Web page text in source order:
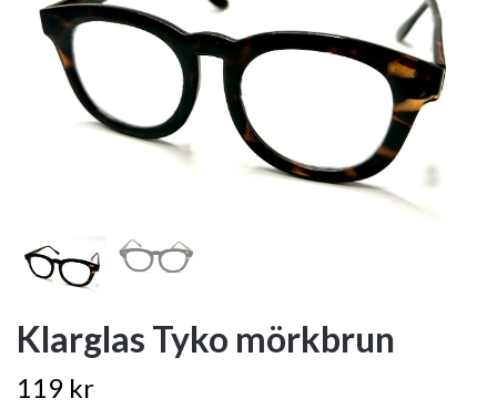
Klarglas Tyko mörkbrun
119 kr